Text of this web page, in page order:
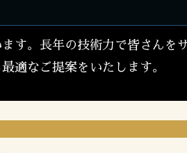
す。長年の技術力で皆さんを
適なご提案をいたします。